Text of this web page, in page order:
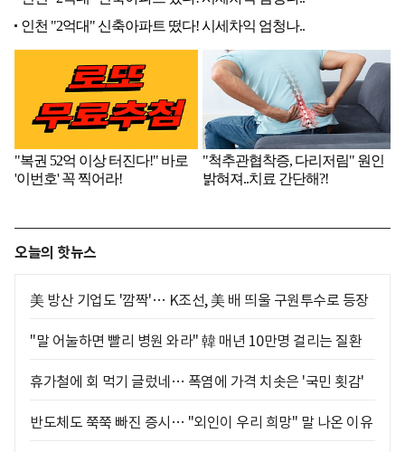
오늘의 핫뉴스
美 방산 기업도 '깜짝'… K조선, 美 배 띄울 구원투수로 등장
"말 어눌하면 빨리 병원 와라" 韓 매년 10만명 걸리는 질환
휴가철에 회 먹기 글렀네… 폭염에 가격 치솟은 '국민 횟감'
반도체도 쭉쭉 빠진 증시… "외인이 우리 희망" 말 나온 이유